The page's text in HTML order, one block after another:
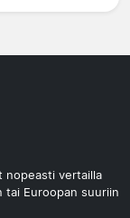
nopeasti vertailla
Euroopan suuriin